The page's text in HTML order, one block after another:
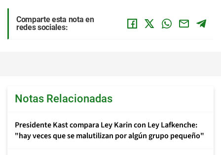
Comparte esta nota en
redes sociales:
Notas Relacionadas
Presidente Kast compara Ley Karin con Ley Lafkenche:
"hay veces que se malutilizan por algún grupo pequeño"